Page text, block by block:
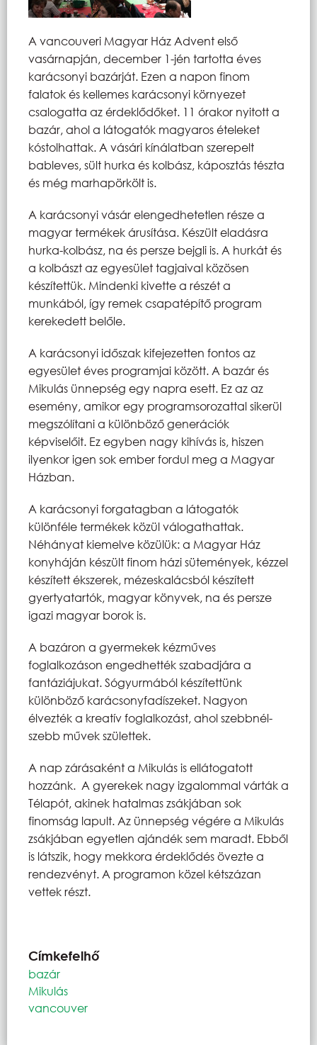
A vancouveri Magyar Ház Advent első
vasárnapján, december 1-jén tartotta éves
karácsonyi bazárját. Ezen a napon finom
falatok és kellemes karácsonyi környezet
csalogatta az érdeklődőket. 11 órakor nyitott a
bazár, ahol a látogatók magyaros ételeket
kóstolhattak. A vásári kínálatban szerepelt
bableves, sült hurka és kolbász, káposztás tészta
és még marhapörkölt is.
A karácsonyi vásár elengedhetetlen része a
magyar termékek árusítása. Készült eladásra
hurka-kolbász, na és persze bejgli is. A hurkát és
a kolbászt az egyesület tagjaival közösen
készítettük. Mindenki kivette a részét a
munkából, így remek csapatépítő program
kerekedett belőle.
A karácsonyi időszak kifejezetten fontos az
egyesület éves programjai között. A bazár és
Mikulás ünnepség egy napra esett. Ez az az
esemény, amikor egy programsorozattal sikerül
megszólítani a különböző generációk
képviselőit. Ez egyben nagy kihívás is, hiszen
ilyenkor igen sok ember fordul meg a Magyar
Házban.
A karácsonyi forgatagban a látogatók
különféle termékek közül válogathattak.
Néhányat kiemelve közülük: a Magyar Ház
konyháján készült finom házi sütemények, kézzel
készített ékszerek, mézeskalácsból készített
gyertyatartók, magyar könyvek, na és persze
igazi magyar borok is.
A bazáron a gyermekek kézműves
foglalkozáson engedhették szabadjára a
fantáziájukat. Sógyurmából készítettünk
különböző karácsonyfadíszeket. Nagyon
élvezték a kreatív foglalkozást, ahol szebbnél-
szebb művek születtek.
A nap zárásaként a Mikulás is ellátogatott
hozzánk. A gyerekek nagy izgalommal várták a
Télapót, akinek hatalmas zsákjában sok
finomság lapult. Az ünnepség végére a Mikulás
zsákjában egyetlen ajándék sem maradt. Ebből
is látszik, hogy mekkora érdeklődés övezte a
rendezvényt. A programon közel kétszázan
vettek részt.
Címkefelhő
bazár
Mikulás
vancouver